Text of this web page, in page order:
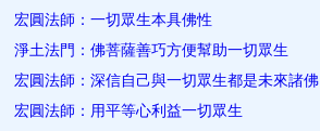
宏圓法師：一切眾生本具佛性
淨土法門：佛菩薩善巧方便幫助一切眾生
宏圓法師：深信自己與一切眾生都是未來諸佛
宏圓法師：用平等心利益一切眾生